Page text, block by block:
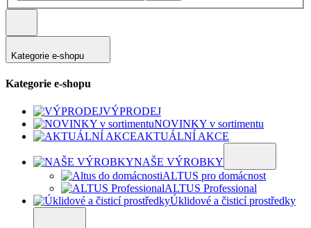
Kategorie e-shopu
Kategorie e-shopu
VÝPRODEJ
NOVINKY v sortimentu
AKTUÁLNÍ AKCE
NAŠE VÝROBKY
ALTUS pro domácnost
ALTUS Professional
Úklidové a čisticí prostředky